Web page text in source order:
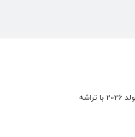
هواوی از میت‌بوک فولد 2026 با تراشه